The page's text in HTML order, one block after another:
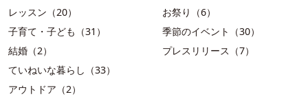
レッスン（20）
子育て・子ども（31）
結婚（2）
ていねいな暮らし（33）
アウトドア（2）
お祭り（6）
季節のイベント（30）
プレスリリース（7）